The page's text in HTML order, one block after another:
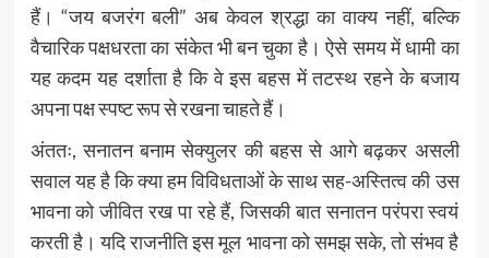
हैं। “जय बजरंग बली” अब केवल श्रद्धा का वाक्य नहीं, बल्कि
वैचारिक पक्षधरता का संकेत भी बन चुका है। ऐसे समय में धामी का
यह कदम यह दर्शाता है कि वे इस बहस में तटस्थ रहने के बजाय
अपना पक्ष स्पष्ट रूप से रखना चाहते हैं।
अंततः, सनातन बनाम सेक्युलर की बहस से आगे बढ़कर असली
सवाल यह है कि क्या हम विविधताओं के साथ सह-अस्तित्व की उस
भावना को जीवित रख पा रहे हैं, जिसकी बात सनातन परंपरा स्वयं
करती है। यदि राजनीति इस मूल भावना को समझ सके, तो संभव है